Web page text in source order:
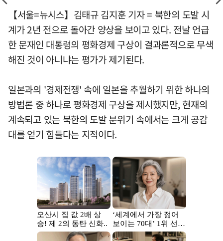
【서울=뉴시스】김태규 김지훈 기자 = 북한의 도발 시
계가 2년 전으로 돌아간 양상을 보이고 있다. 전날 언급
한 문재인 대통령의 평화경제 구상이 결과론적으로 무색
해진 것이 아니냐는 평가가 제기된다.
일본과의 '경제전쟁' 속에 일본을 추월하기 위한 하나의
방법론 중 하나로 평화경제 구상을 제시했지만, 현재의
계속되고 있는 북한의 도발 분위기 속에서는 크게 공감
대를 얻기 힘들다는 지적이다.